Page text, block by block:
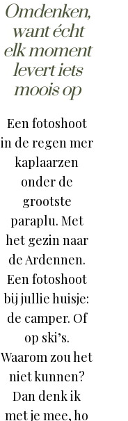
Omdenken,
want écht
elk moment
levert iets
moois op
Een fotoshoot
in de regen mer
kaplaarzen
onder de
grootste
paraplu. Met
het gezin naar
de Ardennen.
Een fotoshoot
bij jullie huisje:
de camper. Of
op ski’s.
Waarom zou het
niet kunnen?
Dan denk ik
met je mee, ho